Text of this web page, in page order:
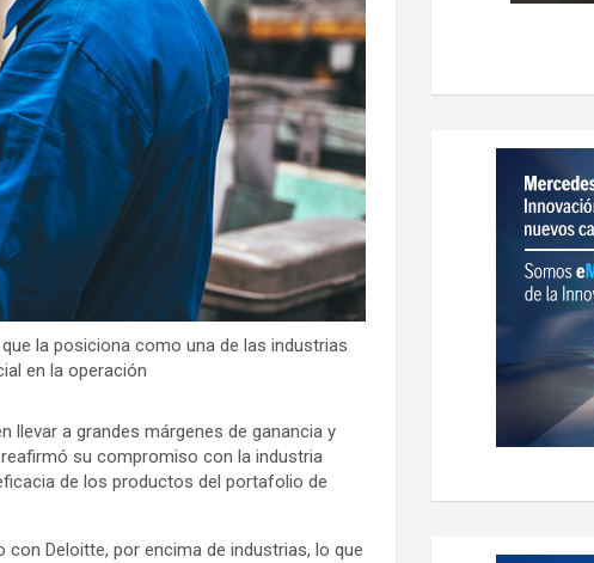
la posiciona como una de las industrias
en la operación
llevar a grandes márgenes de ganancia y
su compromiso con la industria
de los productos del portafolio de
Deloitte, por encima de industrias, lo que